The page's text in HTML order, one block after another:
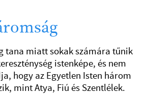
tana miatt sokak számára tűnik
istenképe, és nem
hogy az Egyetlen Isten három
mint Atya, Fiú és Szentlélek.